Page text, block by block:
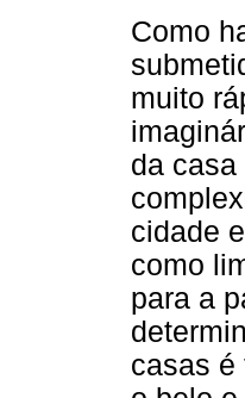
Como
muito
da casa
cidade
como
para a
casas é